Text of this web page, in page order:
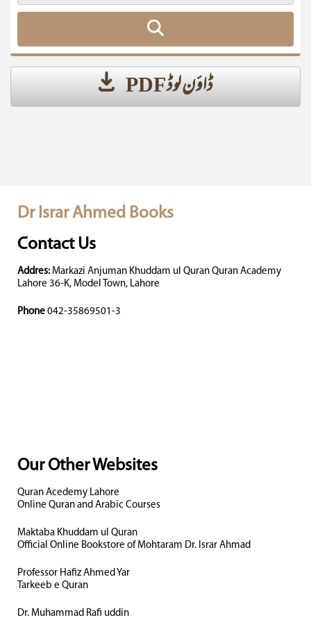
ڈاؤن لوڈ PDF
Dr Israr Ahmed Books
Contact Us
Addres: Markazi Anjuman Khuddam ul Quran Quran Academy
Lahore 36-K, Model Town, Lahore
Phone 042-35869501-3
Our Other Websites
Quran Acedemy Lahore
Online Quran and Arabic Courses
Maktaba Khuddam ul Quran
Official Online Bookstore of Mohtaram Dr. Israr Ahmad
Professor Hafiz Ahmed Yar
Tarkeeb e Quran
Dr. Muhammad Rafi uddin